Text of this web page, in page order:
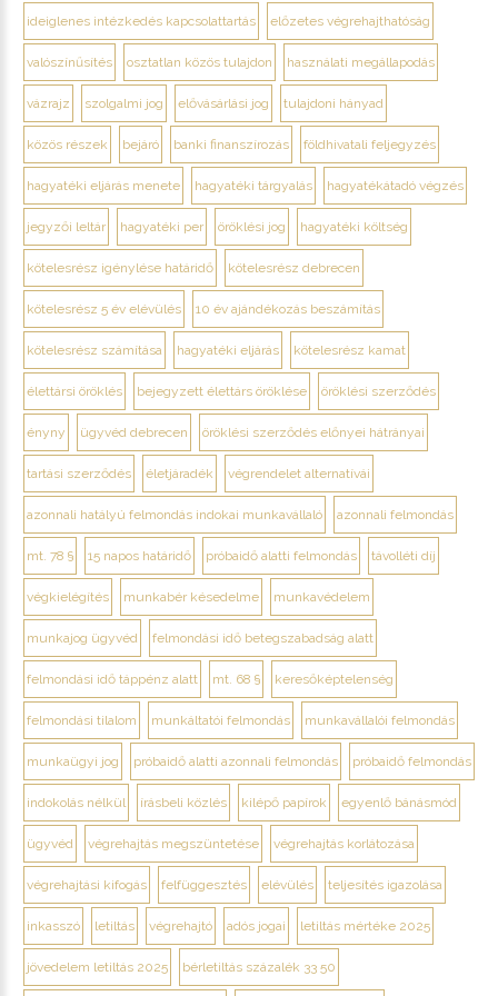
ideiglenes intézkedés kapcsolattartás előzetes végrehajthatóság
valószínűsítés osztatlan közös tulajdon használati megállapodás
vázrajz szolgalmi jog elővásárlási jog tulajdoni hányad
közös részek bejáró banki finanszírozás földhivatali feljegyzés
hagyatéki eljárás menete hagyatéki tárgyalás hagyatékátadó végzés
jegyzői leltár hagyatéki per öröklési jog hagyatéki költség
kötelesrész igénylése határidő kötelesrész debrecen
kötelesrész 5 év elévülés 10 év ajándékozás beszámítás
kötelesrész számítása hagyatéki eljárás kötelesrész kamat
élettársi öröklés bejegyzett élettárs öröklése öröklési szerződés
ényny ügyvéd debrecen öröklési szerződés előnyei hátrányai
tartási szerződés életjáradék végrendelet alternatívái
azonnali hatályú felmondás indokai munkavállaló azonnali felmondás
mt. 78 § 15 napos határidő próbaidő alatti felmondás távolléti díj
végkielégítés munkabér késedelme munkavédelem
munkajog ügyvéd felmondási idő betegszabadság alatt
felmondási idő táppénz alatt mt. 68 § keresőképtelenség
felmondási tilalom munkáltatói felmondás munkavállalói felmondás
munkaügyi jog próbaidő alatti azonnali felmondás próbaidő felmondás
indokolás nélkül írásbeli közlés kilépő papírok egyenlő bánásmód
ügyvéd végrehajtás megszüntetése végrehajtás korlátozása
végrehajtási kifogás felfüggesztés elévülés teljesítés igazolása
inkasszó letiltás végrehajtó adós jogai letiltás mértéke 2025
jövedelem letiltás 2025 bérletiltás százalék 33 50